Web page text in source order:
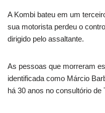
A Kombi bateu em um
sua motorista perdeu o
dirigido pelo assaltante.
As pessoas que morreram
identificada como Márcio
há 30 anos no consultório de